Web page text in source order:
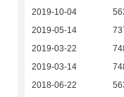
2019-10-04
2019-05-14
2019-03-22
2019-03-14
2018-06-22